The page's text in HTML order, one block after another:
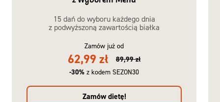
15 dań do wyboru każdego dnia
z podwyższoną zawartością białka
Zamów już od
62,99 zł
89,99 zł
-30% z kodem SEZON30
Zamów dietę!